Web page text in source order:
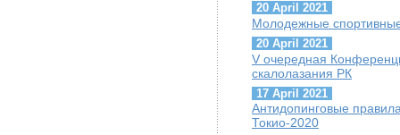
20 April 2021
Молодежные
20 April 2021
V очередная
скалолазания РК
17 April 2021
Антидопинговые
Токио-2020